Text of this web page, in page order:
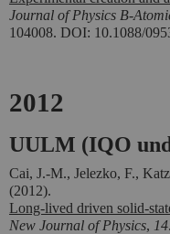
Journal of Physics B-
104008. DOI: 10.1088/
2012
UULM (IQO
Cai, J.-M., Jelezko, F.,
(2012).
Long-lived driven solid-
New Journal of Physics, 14